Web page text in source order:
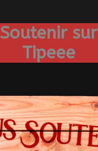
Soutenir sur
Tipeee